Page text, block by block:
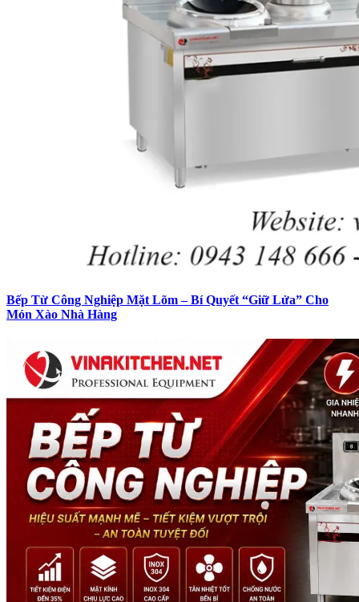
Bếp Từ Công Nghiệp Mặt Lõm – Bí Quyết “Giữ Lửa” Cho
Món Xào Nhà Hàng